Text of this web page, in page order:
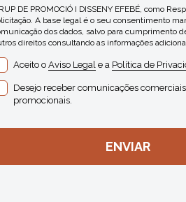
DE PROMOCIÓ I DISSENY EFEBÉ, como
A base legal é o seu consentimento
dos dados, salvo para cumprimento
direitos consultando as informações
Aceito o Aviso Legale a Política de
Desejo receber comunicações
promocionais.